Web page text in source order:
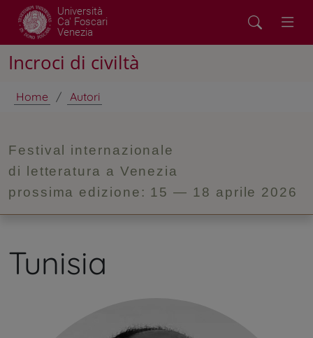
Università
Ca' Foscari
Venezia
Incroci di civiltà
Home Autori
Festival internazionale
di letteratura a Venezia
prossima edizione: 15— 18 aprile 2026
Tunisia